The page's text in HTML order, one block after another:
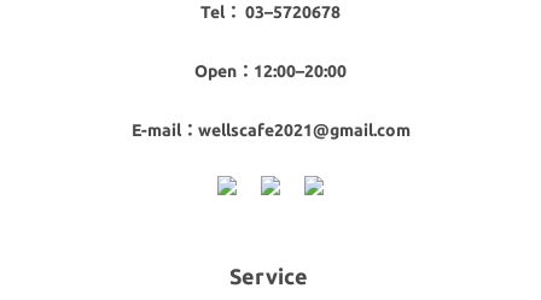
Tel： 03–5720678
Open：12:00–20:00
E-mail：wellscafe2021@gmail.com
Service